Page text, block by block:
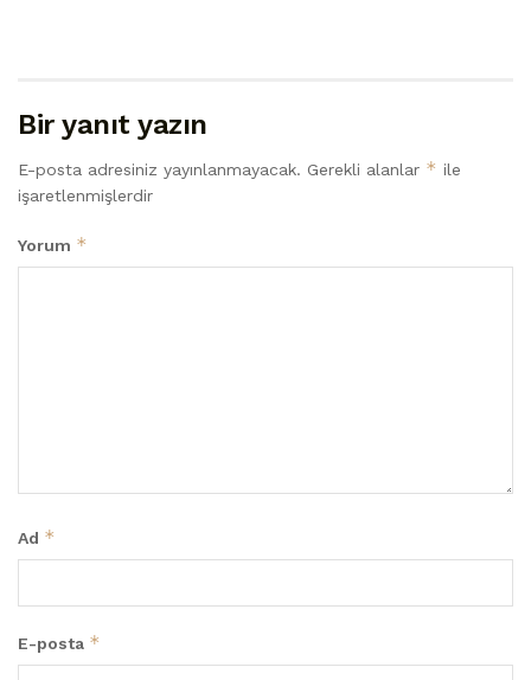
Bir yanıt yazın
E-posta adresiniz yayınlanmayacak. Gerekli alanlar * ile
işaretlenmişlerdir
Yorum *
Ad *
E-posta *